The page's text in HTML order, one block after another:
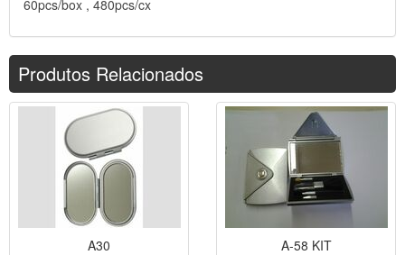
60pcs/box , 480pcs/cx
Produtos Relacionados
A30
A-58 KIT